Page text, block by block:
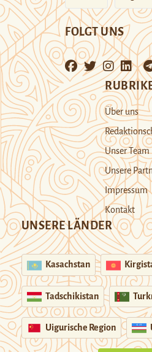
FOLGT UNS
Über uns
Unser Team
Unsere
Impressum
Kontakt
UNSERE LÄNDER
Kasachstan
Tadschikistan
Uigurische Region